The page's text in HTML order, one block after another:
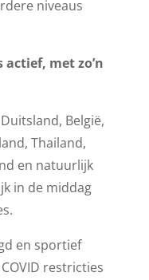
niveaus
met zo’n
België,
Thailand,
en natuurlijk
in de middag
en sportief
restricties